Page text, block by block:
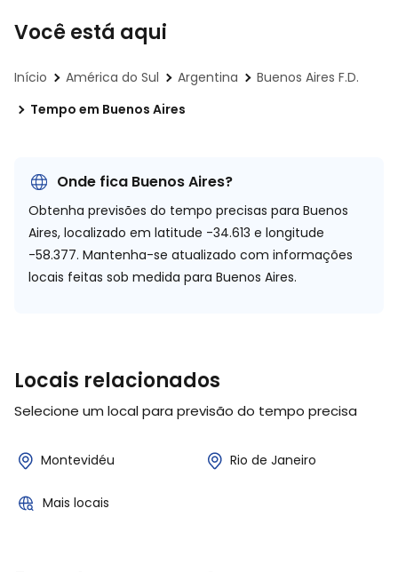
Você está aqui
Início América do Sul Argentina
Buenos Aires F.D.
Tempo em Buenos Aires
Onde fica Buenos Aires?
Obtenha previsões do tempo precisas para Buenos
Aires, localizado em latitude -34.613 e longitude
-58.377. Mantenha-se atualizado com informações
locais feitas sob medida para Buenos Aires.
Locais relacionados
Selecione um local para previsão do tempo precisa
Montevidéu Rio de Janeiro
Mais locais